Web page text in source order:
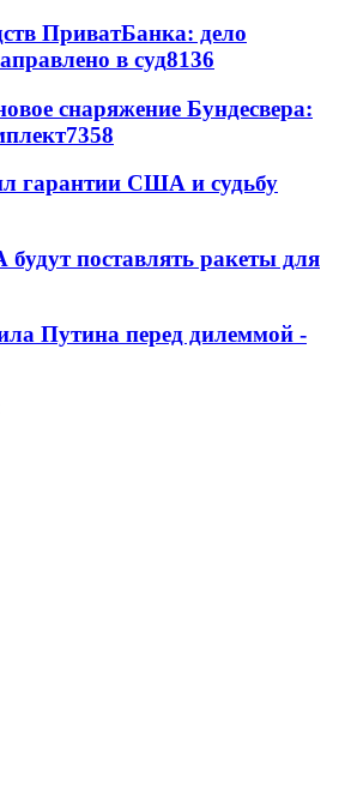
ПриватБанка: дело
в суд8136
снаряжение Бундесвера:
7358
гарантии США и судьбу
поставлять ракеты для
Путина перед дилеммой -